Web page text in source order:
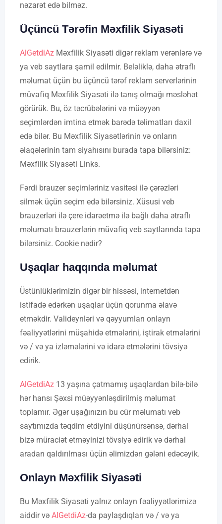
nəzarət edə bilməz.
Üçüncü Tərəfin Məxfilik Siyasəti
AlGetdiAz Məxfilik Siyasəti digər reklam verənlərə və
ya veb saytlara şamil edilmir. Beləliklə, daha ətraflı
məlumat üçün bu üçüncü tərəf reklam serverlərinin
müvafiq Məxfilik Siyasəti ilə tanış olmağı məsləhət
görürük. Bu, öz təcrübələrini və müəyyən
seçimlərdən imtina etmək barədə təlimatları daxil
edə bilər. Bu Məxfilik Siyasətlərinin və onların
əlaqələrinin tam siyahısını burada tapa bilərsiniz:
Məxfilik Siyasəti Links.
Fərdi brauzer seçimləriniz vasitəsi ilə çərəzləri
silmək üçün seçim edə bilərsiniz. Xüsusi veb
brauzerləri ilə çere idarəetmə ilə bağlı daha ətraflı
məlumatı brauzerlərin müvafiq veb saytlarında tapa
bilərsiniz. Cookie nədir?
Uşaqlar haqqında məlumat
Üstünlüklərimizin digər bir hissəsi, internetdən
istifadə edərkən uşaqlar üçün qorunma əlavə
etməkdir. Valideynləri və qəyyumları onlayn
fəaliyyətlərini müşahidə etmələrini, iştirak etmələrini
və / və ya izləmələrini və idarə etmələrini tövsiyə
edirik.
AlGetdiAz 13 yaşına çatmamış uşaqlardan bilə-bilə
hər hansı Şəxsi müəyyənləşdirilmiş məlumat
toplamır. Əgər uşağınızın bu cür məlumatı veb
saytımızda təqdim etdiyini düşünürsənsə, dərhal
bizə müraciət etməyinizi tövsiyə edirik və dərhal
aradan qaldırılması üçün əlimizdən gələni edəcəyik.
Onlayn Məxfilik Siyasəti
Bu Məxfilik Siyasəti yalnız onlayn fəaliyyətlərimizə
aiddir və AlGetdiAz-da paylaşdıqları və / və ya